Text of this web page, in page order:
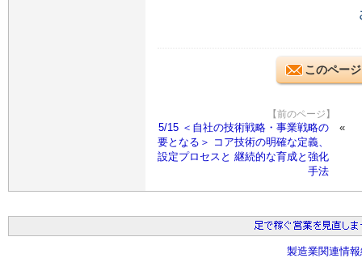
このペー
【前のページ】
5/15 ＜自社の技術戦略・事業戦略の
要となる＞ コア技術の明確な定義、
設定プロセスと 継続的な育成と強化
手法
製造業関連情